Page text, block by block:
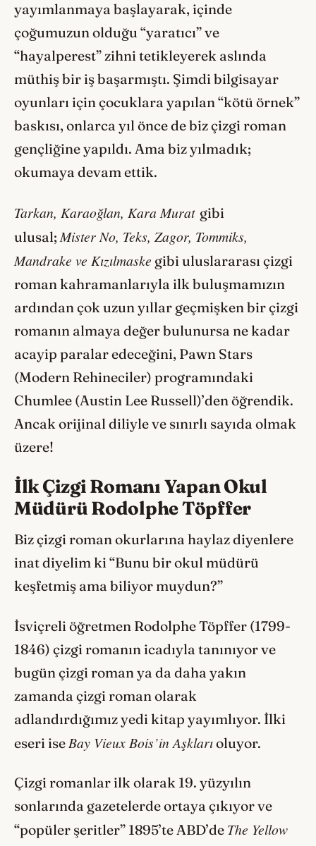
yayımlanmaya başlayarak, içinde
çoğumuzun olduğu “yaratıcı” ve
“hayalperest” zihni tetikleyerek aslında
müthiş bir iş başarmıştı. Şimdi bilgisayar
oyunları için çocuklara yapılan “kötü örnek”
baskısı, onlarca yıl önce de biz çizgi roman
gençliğine yapıldı. Ama biz yılmadık;
okumaya devam ettik.
Tarkan, Karaoğlan, Kara Murat gibi
ulusal; Mister No, Teks, Zagor, Tommiks,
Mandrake ve Kızılmaske gibi uluslararası çizgi
roman kahramanlarıyla ilk buluşmamızın
ardından çok uzun yıllar geçmişken bir çizgi
romanın almaya değer bulunursa ne kadar
acayip paralar edeceğini, Pawn Stars
(Modern Rehineciler) programındaki
Chumlee (Austin Lee Russell)’den öğrendik.
Ancak orijinal diliyle ve sınırlı sayıda olmak
üzere!
İlk Çizgi Romanı Yapan Okul
Müdürü Rodolphe Töpffer
Biz çizgi roman okurlarına haylaz diyenlere
inat diyelim ki “Bunu bir okul müdürü
keşfetmiş ama biliyor muydun?”
İsviçreli öğretmen Rodolphe Töpffer (1799-
1846) çizgi romanın icadıyla tanınıyor ve
bugün çizgi roman ya da daha yakın
zamanda çizgi roman olarak
adlandırdığımız yedi kitap yayımlıyor. İlki
eseri ise Bay Vieux Bois’in Aşklarıoluyor.
Çizgi romanlar ilk olarak 19. yüzyılın
sonlarında gazetelerde ortaya çıkıyor ve
“popüler şeritler” 1895’te ABD’de The Yellow